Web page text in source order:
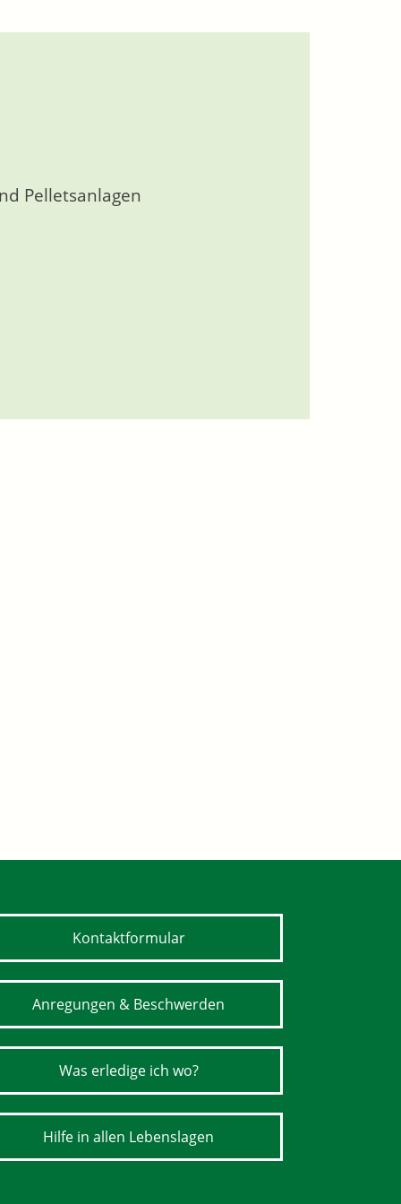
Pelletsanlagen
Kontaktformular
Anregungen & Beschwerden
Was erledige ich wo?
Hilfe in allen Lebenslagen